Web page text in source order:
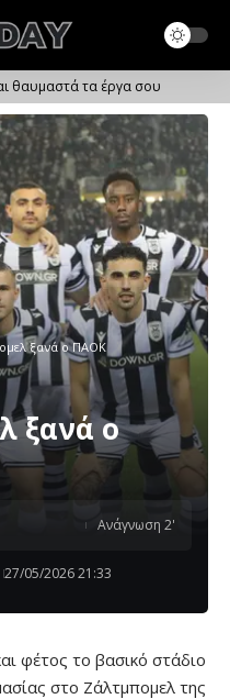
θαυμαστά τα έργα σου
ξανά ο ΠΑΟΚ
ξανά ο
27/05/2026 21:33
Ανάγνωση 2'
φέτος το βασικό στάδιο
στο Ζάλτμπομελ της